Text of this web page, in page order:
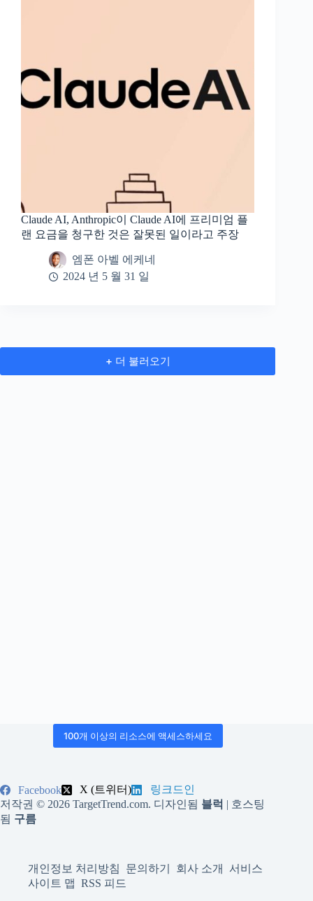
Claude AI, Anthropic이 Claude AI에 프리미엄 플
랜 요금을 청구한 것은 잘못된 일이라고 주장
엠폰 아벨 에케네
2024 년 5 월 31 일
+ 더 불러오기
100개 이상의 리소스에 액세스하세요
Facebook X (트위터)
링크드인
저작권 © 2026 TargetTrend.com. 디자인됨 블럭 | 호스팅
됨 구름
개인정보 처리방침 문의하기 회사 소개
서비스
사이트 맵 RSS 피드